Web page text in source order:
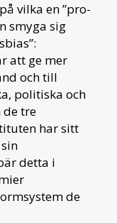
vilka en ”pro-
smyga sig
att ge mer
och till
politiska och
de tre
har sitt
detta i
de